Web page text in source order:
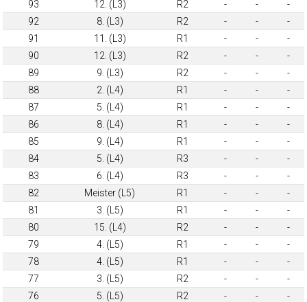
93 12. (L3) R2 - -
-
92
8. (L3) R2 - -
-
91
11. (L3) R1 - -
-
90
12. (L3) R2 - -
-
89
9. (L3) R2 - -
-
88
2. (L4) R1 - -
-
87
5. (L4) R1 - -
-
86
8. (L4) R1 - -
-
85
9. (L4) R1 - -
-
84
5. (L4) R3 - -
-
83
6. (L4) R3 - -
-
82
Meister (L5) R1 - -
-
81
3. (L5) R1 - -
-
80
15. (L4) R2 - -
-
79
4. (L5) R1 - -
-
78
4. (L5) R1 - -
-
77
3. (L5) R2 - -
-
76
5. (L5) R2 - -
-